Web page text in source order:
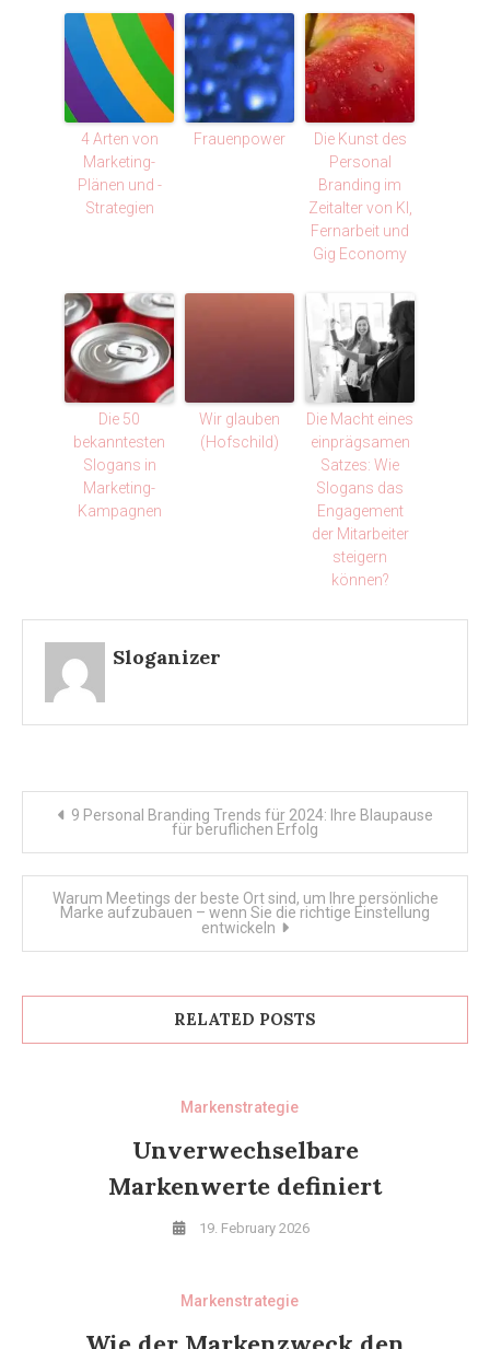
4 Arten von
Marketing-
Plänen und -
Strategien
Frauenpower
Die Kunst des
Personal
Branding im
Zeitalter von KI,
Fernarbeit und
Gig Economy
Die 50
bekanntesten
Slogans in
Marketing-
Kampagnen
Wir glauben
(Hofschild)
Die Macht eines
einprägsamen
Satzes: Wie
Slogans das
Engagement
der Mitarbeiter
steigern
können?
Sloganizer
Post
navigation
9 Personal Branding Trends für 2024: Ihre Blaupause
für beruflichen Erfolg
Warum Meetings der beste Ort sind, um Ihre persönliche
Marke aufzubauen – wenn Sie die richtige Einstellung
entwickeln
RELATED POSTS
Markenstrategie
Unverwechselbare
Markenwerte definiert
19. February 2026
Markenstrategie